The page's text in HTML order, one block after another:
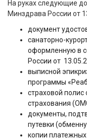
На руках следующие
Минздрава России от
документ
санаторно-
оформленную в
России от
выписной
программы
страховой полис
страхования
документы,
путевки
копии